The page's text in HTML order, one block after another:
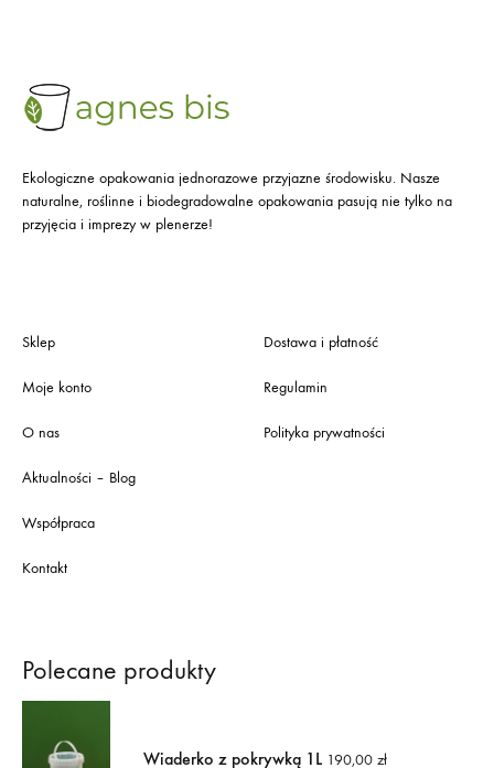
Ekologiczne opakowania jednorazowe przyjazne środowisku. Nasze
naturalne, roślinne i biodegradowalne opakowania pasują nie tylko na
przyjęcia i imprezy w plenerze!
Sklep
Moje konto
O nas
Aktualności – Blog
Współpraca
Kontakt
Dostawa i płatność
Regulamin
Polityka prywatności
Polecane produkty
Wiaderko z pokrywką 1L 190,00 zł